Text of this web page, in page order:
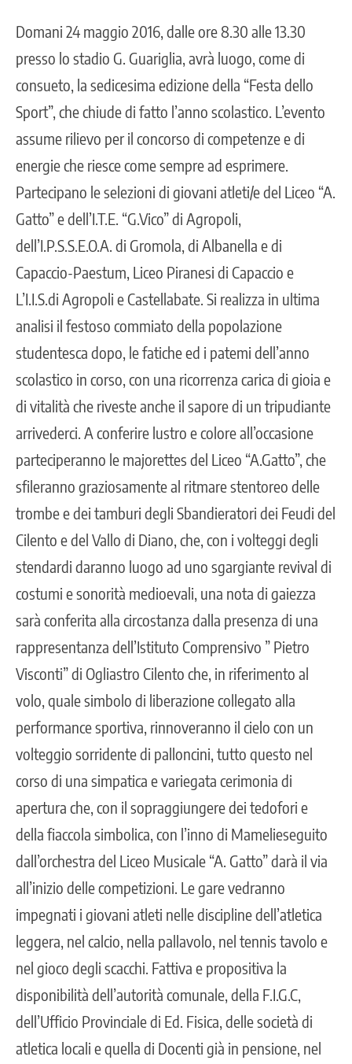
Domani 24 maggio 2016, dalle ore 8.30 alle 13.30
presso lo stadio G. Guariglia, avrà luogo, come di
consueto, la sedicesima edizione della “Festa dello
Sport”, che chiude di fatto l’anno scolastico. L’evento
assume rilievo per il concorso di competenze e di
energie che riesce come sempre ad esprimere.
Partecipano le selezioni di giovani atleti/e del Liceo “A.
Gatto” e dell’I.T.E. “G.Vico” di Agropoli,
dell’I.P.S.S.E.O.A. di Gromola, di Albanella e di
Capaccio-Paestum, Liceo Piranesi di Capaccio e
L’I.I.S.di Agropoli e Castellabate. Si realizza in ultima
analisi il festoso commiato della popolazione
studentesca dopo, le fatiche ed i patemi dell’anno
scolastico in corso, con una ricorrenza carica di gioia e
di vitalità che riveste anche il sapore di un tripudiante
arrivederci. A conferire lustro e colore all’occasione
parteciperanno le majorettes del Liceo “A.Gatto”, che
sfileranno graziosamente al ritmare stentoreo delle
trombe e dei tamburi degli Sbandieratori dei Feudi del
Cilento e del Vallo di Diano, che, con i volteggi degli
stendardi daranno luogo ad uno sgargiante revival di
costumi e sonorità medioevali, una nota di gaiezza
sarà conferita alla circostanza dalla presenza di una
rappresentanza dell’Istituto Comprensivo ” Pietro
Visconti” di Ogliastro Cilento che, in riferimento al
volo, quale simbolo di liberazione collegato alla
performance sportiva, rinnoveranno il cielo con un
volteggio sorridente di palloncini, tutto questo nel
corso di una simpatica e variegata cerimonia di
apertura che, con il sopraggiungere dei tedofori e
della fiaccola simbolica, con l’inno di Mamelieseguito
dall’orchestra del Liceo Musicale “A. Gatto” darà il via
all’inizio delle competizioni. Le gare vedranno
impegnati i giovani atleti nelle discipline dell’atletica
leggera, nel calcio, nella pallavolo, nel tennis tavolo e
nel gioco degli scacchi. Fattiva e propositiva la
disponibilità dell’autorità comunale, della F.I.G.C,
dell’Ufficio Provinciale di Ed. Fisica, delle società di
atletica locali e quella di Docenti già in pensione, nel